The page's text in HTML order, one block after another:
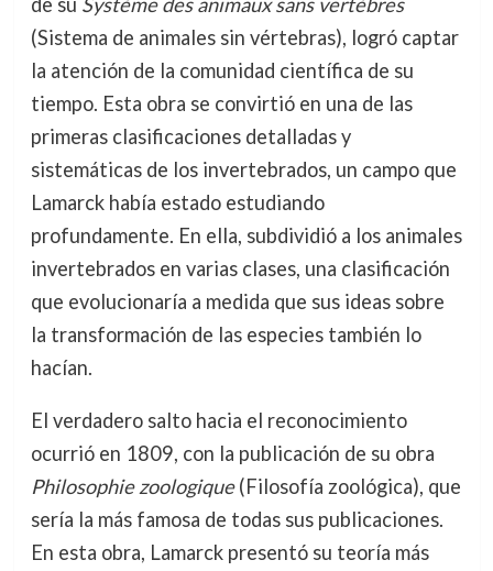
(Sistema de animales sin vértebras), logró captar
la atención de la comunidad científica de su
tiempo. Esta obra se convirtió en una de las
primeras clasificaciones detalladas y
sistemáticas de los invertebrados, un campo que
Lamarck había estado estudiando
profundamente. En ella, subdividió a los animales
invertebrados en varias clases, una clasificación
que evolucionaría a medida que sus ideas sobre
la transformación de las especies también lo
hacían.
El verdadero salto hacia el reconocimiento
ocurrió en 1809, con la publicación de su obra
Philosophie zoologique(Filosofía zoológica), que
sería la más famosa de todas sus publicaciones.
En esta obra, Lamarck presentó su teoría más